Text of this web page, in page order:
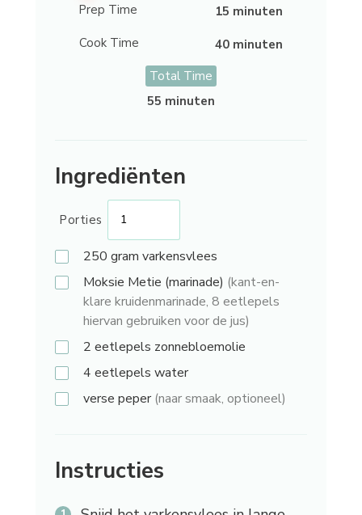
Prep Time
15 minuten
Cook Time
40 minuten
Total Time
55 minuten
Ingrediënten
Porties
250 gram varkensvlees
Moksie Metie (marinade) (kant-en-
klare kruidenmarinade, 8 eetlepels
hiervan gebruiken voor de jus)
2 eetlepels zonnebloemolie
4 eetlepels water
verse peper(naar smaak, optioneel)
Instructies